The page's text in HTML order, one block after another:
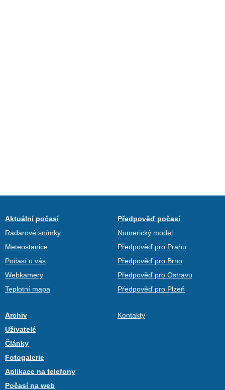
Aktuální počasí
Radarové snímky
Meteostanice
Počasí u vás
Webkamery
Teplotní mapa
Předpověď počasí
Numerický model
Předpověď pro Prahu
Předpověď pro Brno
Předpověď pro Ostravu
Předpověď pro Plzeň
Archiv
Uživatelé
Články
Fotogalerie
Aplikace na telefony
Počasí na web
Kontakty